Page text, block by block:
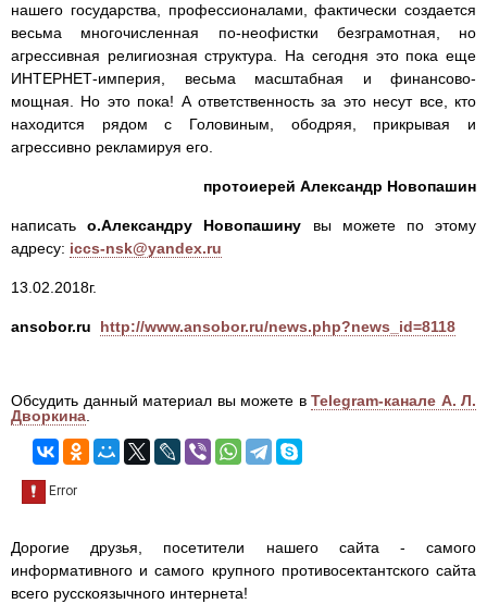
нашего государства, профессионалами, фактически создается
весьма многочисленная по-неофистки безграмотная, но
агрессивная религиозная структура. На сегодня это пока еще
ИНТЕРНЕТ-империя, весьма масштабная и финансово-
мощная. Но это пока! А ответственность за это несут все, кто
находится рядом с Головиным, ободряя, прикрывая и
агрессивно рекламируя его.
протоиерей Александр Новопашин
написатьо.Александру Новопашину вы можете по этому
адресу: iccs-nsk@yandex.ru
13.02.2018г.
ansobor.ru http://www.ansobor.ru/news.php?news_id=8118
Обсудить данный материал вы можете в Telegram-канале А. Л.
Дворкина.
Дорогие друзья, посетители нашего сайта - самого
информативного и самого крупного противосектантского сайта
всего русскоязычного интернета!